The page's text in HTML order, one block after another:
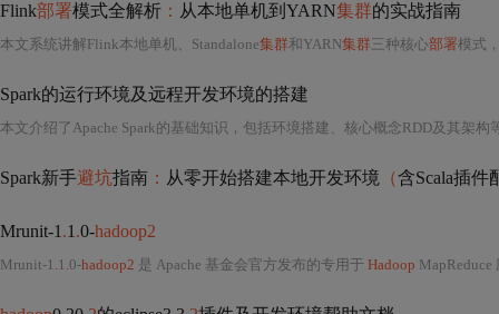
Flink部署模式全解析 ： 从本地单机到YARN集群的实战指南
本文系统讲解Flink本地单机、Standalone集群和YARN集群三种核心部署模式，涵盖环境规划
Spark的运行环境及远程开发环境的搭建
Spark新手避坑指南 ： 从零开始搭建本地开发环境 （含Scala插件
Mrunit-1 .1 .0-hadoop2
Mrunit-1 . 1 .0-hadoop2 是 Apache 基金会官方发布的专用于 Hadoop MapReduce 应用程序